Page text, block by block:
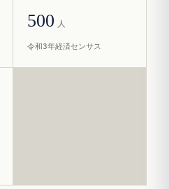
500 人
令和3年経済センサス